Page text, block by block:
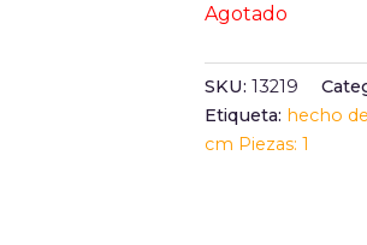
Agotado
SKU: 13219
Etiqueta: hecho
cm Piezas: 1